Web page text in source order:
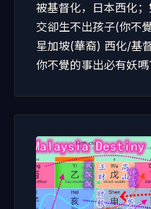
被基督化，日本西化
交卻生不出孩子(你不
星加坡(華裔) 西化/基
你不覺的事出必有妖